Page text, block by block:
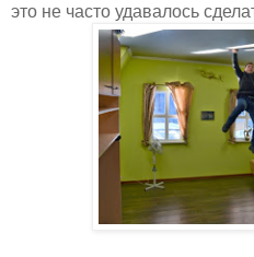
это не часто удавалось